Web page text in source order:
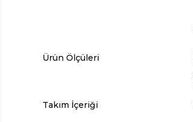
Ürün Ölçüleri
Takım İçeriği